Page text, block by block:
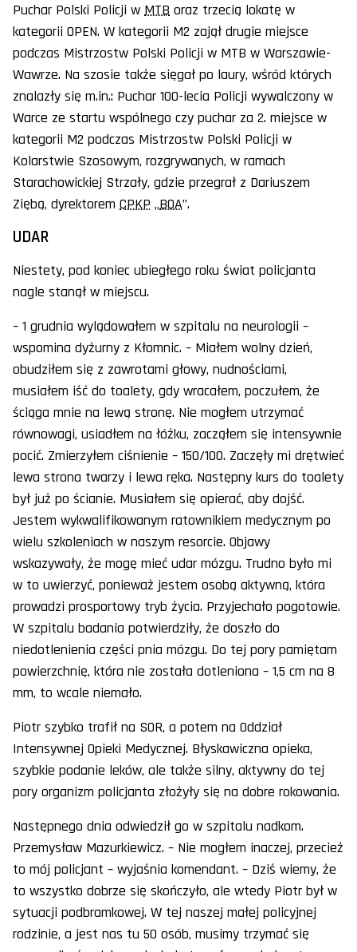
Puchar Polski Policji w MTB oraz trzecią lokatę w
kategorii OPEN. W kategorii M2 zajął drugie miejsce
podczas Mistrzostw Polski Policji w MTB w Warszawie-
Wawrze. Na szosie także sięgał po laury, wśród których
znalazły się m.in.: Puchar 100-lecia Policji wywalczony w
Warce ze startu wspólnego czy puchar za 2. miejsce w
kategorii M2 podczas Mistrzostw Polski Policji w
Kolarstwie Szosowym, rozgrywanych, w ramach
Starachowickiej Strzały, gdzie przegrał z Dariuszem
Ziębą, dyrektorem CPKP „BOA”.
UDAR
Niestety, pod koniec ubiegłego roku świat policjanta
nagle stanął w miejscu.
– 1 grudnia wylądowałem w szpitalu na neurologii –
wspomina dyżurny z Kłomnic. – Miałem wolny dzień,
obudziłem się z zawrotami głowy, nudnościami,
musiałem iść do toalety, gdy wracałem, poczułem, że
ściąga mnie na lewą stronę. Nie mogłem utrzymać
równowagi, usiadłem na łóżku, zacząłem się intensywnie
pocić. Zmierzyłem ciśnienie – 150/100. Zaczęły mi drętwieć
lewa strona twarzy i lewa ręka. Następny kurs do toalety
był już po ścianie. Musiałem się opierać, aby dojść.
Jestem wykwalifikowanym ratownikiem medycznym po
wielu szkoleniach w naszym resorcie. Objawy
wskazywały, że mogę mieć udar mózgu. Trudno było mi
w to uwierzyć, ponieważ jestem osobą aktywną, która
prowadzi prosportowy tryb życia. Przyjechało pogotowie.
W szpitalu badania potwierdziły, że doszło do
niedotlenienia części pnia mózgu. Do tej pory pamiętam
powierzchnię, która nie została dotleniona – 1,5 cm na 8
mm, to wcale niemało.
Piotr szybko trafił na SOR, a potem na Oddział
Intensywnej Opieki Medycznej. Błyskawiczna opieka,
szybkie podanie leków, ale także silny, aktywny do tej
pory organizm policjanta złożyły się na dobre rokowania.
Następnego dnia odwiedził go w szpitalu nadkom.
Przemysław Mazurkiewicz. – Nie mogłem inaczej, przecież
to mój policjant – wyjaśnia komendant. – Dziś wiemy, że
to wszystko dobrze się skończyło, ale wtedy Piotr był w
sytuacji podbramkowej. W tej naszej małej policyjnej
rodzinie, a jest nas tu 50 osób, musimy trzymać się